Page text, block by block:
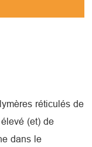
réticulés de
(et) de
dans le